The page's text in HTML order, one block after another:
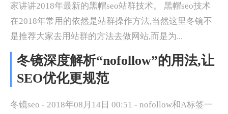
家讲讲2018年最新的黑帽seo站群技术。 黑帽seo技术
在2018年常用的依然是站群操作方法,当然这里冬镜不
是推荐大家去用站群的方法去做网站,而是为...
冬镜深度解析“nofollow”的用法,让
SEO优化更规范
冬镜seo - 2018年08月14日 00:51 - nofollow和A标签一